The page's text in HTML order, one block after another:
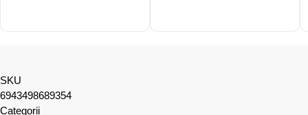
SKU
6943498689354
Categorii